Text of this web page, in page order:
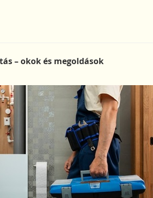
– okok és megoldások